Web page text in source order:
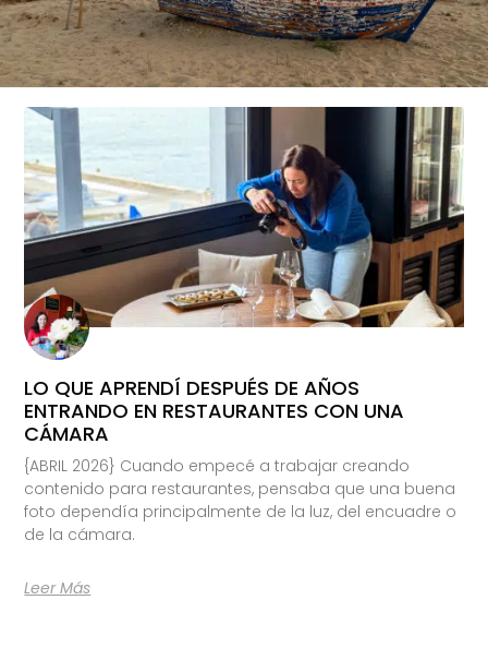
LO QUE APRENDÍ DESPUÉS DE AÑOS
ENTRANDO EN RESTAURANTES CON UNA
CÁMARA
{ABRIL 2026} Cuando empecé a trabajar creando
contenido para restaurantes, pensaba que una buena
foto dependía principalmente de la luz, del encuadre o
de la cámara.
Leer Más